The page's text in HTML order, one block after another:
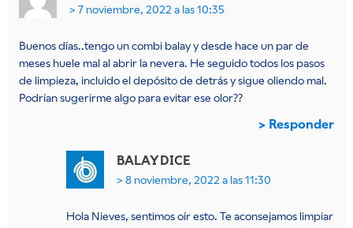
7 noviembre, 2022 a las 10:35
Buenos días..tengo un combi balay y desde hace un par de
meses huele mal al abrir la nevera. He seguido todos los pasos
de limpieza, incluido el depósito de detrás y sigue oliendo mal.
Podrían sugerirme algo para evitar ese olor??
Responder
BALAY DICE
8 noviembre, 2022 a las 11:30
Hola Nieves, sentimos oír esto. Te aconsejamos limpiar